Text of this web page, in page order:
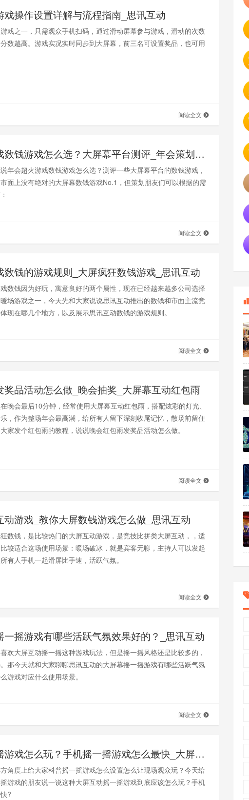
戏操作设置详解与流程指南_思讯互动
戏之一，只需观众手机扫码，通过滑动屏幕参与游戏，滑动的次数
数越高。游戏实况实时同步到大屏幕，前三名可设置奖品，也可用
阅读全文
年会超火游戏数钱游戏怎么选？大屏幕平台测评_年会策划_思讯互动
年会超火游戏数钱游戏怎么选？测评一些大屏幕平台的数钱游戏，
面上没有绝对的大屏幕数钱游戏No.1，但策划朋友们可以根据的需
阅读全文
数钱的游戏规则_大屏疯狂数钱游戏_思讯互动
数钱因为好玩，寓意良好的两个属性，现在已经越来越多公司选择
场游戏之一，今天先和大家说说思讯互动推出的数钱和市面主流竞
现在哪几个地方，以及展示思讯互动数钱的游戏规则。
阅读全文
奖品活动怎么做_晚会抽奖_大屏幕互动红包雨
晚会最后10分钟，经常使用大屏幕互动红包雨，搭配炫彩的灯光、
，作为整场年会最高潮，给所有人留下深刻收尾记忆，散场前留住
家发个红包雨的教程，说说晚会红包雨发奖品活动怎么做。
阅读全文
动游戏_教你大屏数钱游戏怎么做_思讯互动
数钱，是比较热门的大屏互动游戏，是竞技比拼类大屏互动，，适
较适合这场使用场景：暖场破冰，就是宾客无聊，主持人可以发起
有人手机一起滑屏比手速，活跃气氛。
阅读全文
一摇游戏有哪些活跃气氛效果好的？_思讯互动
欢大屏互动摇一摇这种游戏玩法，但是摇一摇风格还是比较多的，
那今天就和大家聊聊思讯互动的大屏幕摇一摇游戏有哪些活跃气氛
游戏对应什么使用场景。
阅读全文
大屏幕摇一摇游戏怎么玩？手机摇一摇游戏怎么最快_大屏互动
角度上给大家科普摇一摇游戏怎么设置怎么让现场观众玩？今天给
游戏的朋友说一说这种大屏互动摇一摇游戏到底应该怎么玩？手机
?